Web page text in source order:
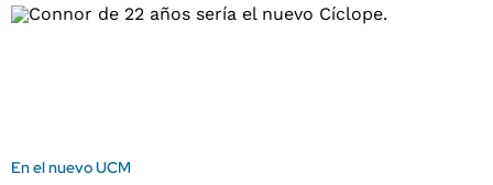
En el nuevo UCM